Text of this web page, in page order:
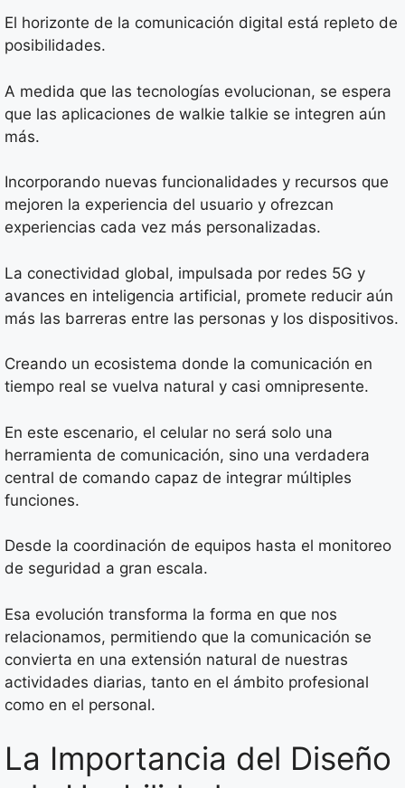
El horizonte de la comunicación digital está repleto de
posibilidades.
A medida que las tecnologías evolucionan, se espera
que las aplicaciones de walkie talkie se integren aún
más.
Incorporando nuevas funcionalidades y recursos que
mejoren la experiencia del usuario y ofrezcan
experiencias cada vez más personalizadas.
La conectividad global, impulsada por redes 5G y
avances en inteligencia artificial, promete reducir aún
más las barreras entre las personas y los dispositivos.
Creando un ecosistema donde la comunicación en
tiempo real se vuelva natural y casi omnipresente.
En este escenario, el celular no será solo una
herramienta de comunicación, sino una verdadera
central de comando capaz de integrar múltiples
funciones.
Desde la coordinación de equipos hasta el monitoreo
de seguridad a gran escala.
Esa evolución transforma la forma en que nos
relacionamos, permitiendo que la comunicación se
convierta en una extensión natural de nuestras
actividades diarias, tanto en el ámbito profesional
como en el personal.
La Importancia del Diseño